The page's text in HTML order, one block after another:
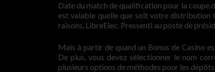
Date du match de qualification pour la coupe
est valable quelle que soit votre distribution
raisons, LibreElec. Pressenti au poste de
Mais à partir de quand un Bonus de Casino
De plus, vous devez sélectionner le nom
plusieurs options de méthodes pour les